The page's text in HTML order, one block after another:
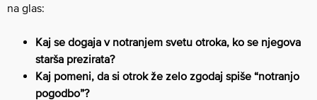
na glas:
Kaj se dogaja v notranjem svetu otroka, ko se njegova
starša prezirata?
Kaj pomeni, da si otrok že zelo zgodaj spiše “notranjo
pogodbo”?